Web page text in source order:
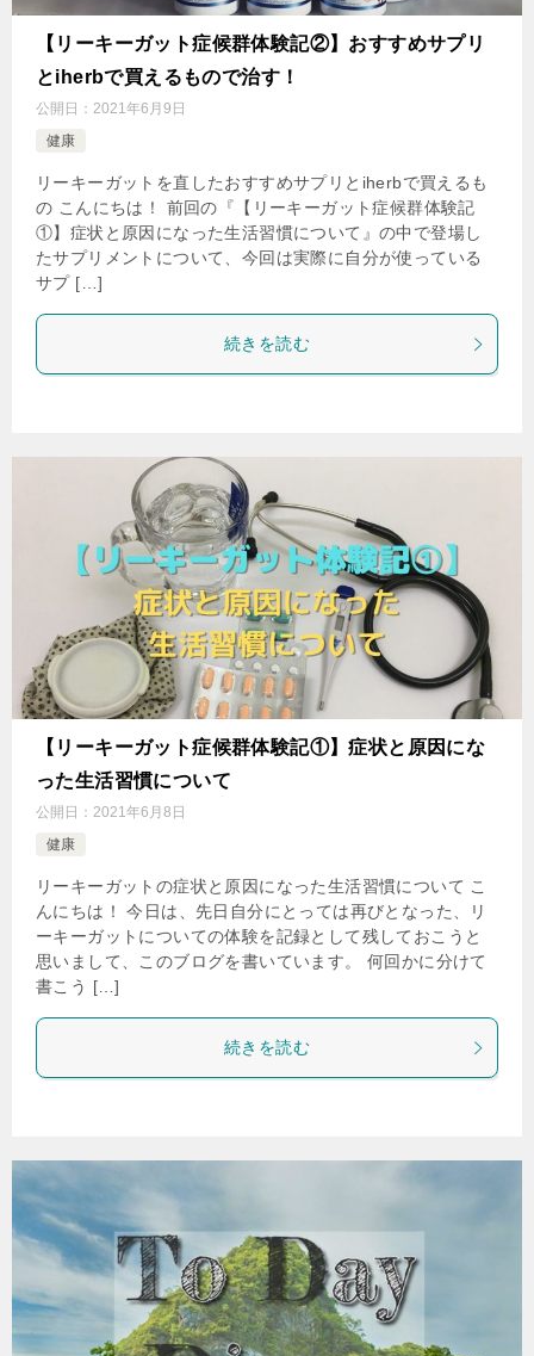
【リーキーガット症候群体験記②】おすすめサプリ
とiherbで買えるもので治す！
公開日： 2021年6月9日
健康
リーキーガットを直したおすすめサプリとiherbで買えるも
の こんにちは！ 前回の『【リーキーガット症候群体験記
①】症状と原因になった生活習慣について』の中で登場し
たサプリメントについて、今回は実際に自分が使っている
サプ […]
続きを読む
【リーキーガット症候群体験記①】症状と原因にな
った生活習慣について
公開日： 2021年6月8日
健康
リーキーガットの症状と原因になった生活習慣について こ
んにちは！ 今日は、先日自分にとっては再びとなった、リ
ーキーガットについての体験を記録として残しておこうと
思いまして、このブログを書いています。 何回かに分けて
書こう […]
続きを読む